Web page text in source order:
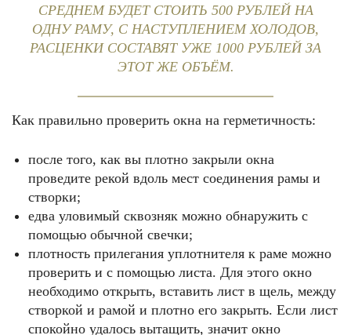
СРЕДНЕМ БУДЕТ СТОИТЬ 500 РУБЛЕЙ НА
ОДНУ РАМУ, С НАСТУПЛЕНИЕМ ХОЛОДОВ,
РАСЦЕНКИ СОСТАВЯТ УЖЕ 1000 РУБЛЕЙ ЗА
ЭТОТ ЖЕ ОБЪЁМ.
Как правильно проверить окна на герметичность:
после того, как вы плотно закрыли окна
проведите рекой вдоль мест соединения рамы и
створки;
едва уловимый сквозняк можно обнаружить с
помощью обычной свечки;
плотность прилегания уплотнителя к раме можно
проверить и с помощью листа. Для этого окно
необходимо открыть, вставить лист в щель, между
створкой и рамой и плотно его закрыть. Если лист
спокойно удалось вытащить, значит окно